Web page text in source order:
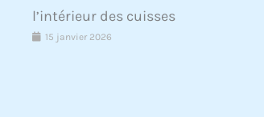
l’intérieur des cuisses
15 janvier 2026